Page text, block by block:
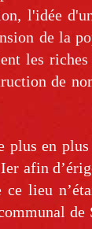
l'idée
de la
les
de
plus en
afin
lieu